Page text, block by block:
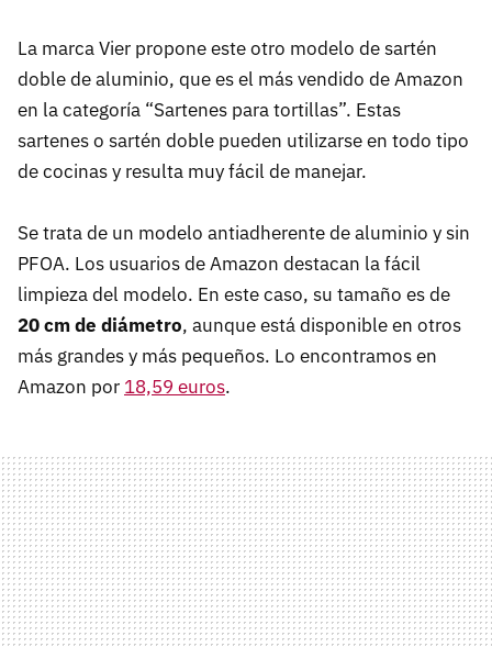
La marca Vier propone este otro modelo de sartén
doble de aluminio, que es el más vendido de Amazon
en la categoría “Sartenes para tortillas”. Estas
sartenes o sartén doble pueden utilizarse en todo tipo
de cocinas y resulta muy fácil de manejar.
Se trata de un modelo antiadherente de aluminio y sin
PFOA. Los usuarios de Amazon destacan la fácil
limpieza del modelo. En este caso, su tamaño es de
20 cm de diámetro, aunque está disponible en otros
más grandes y más pequeños. Lo encontramos en
Amazon por 18,59 euros.